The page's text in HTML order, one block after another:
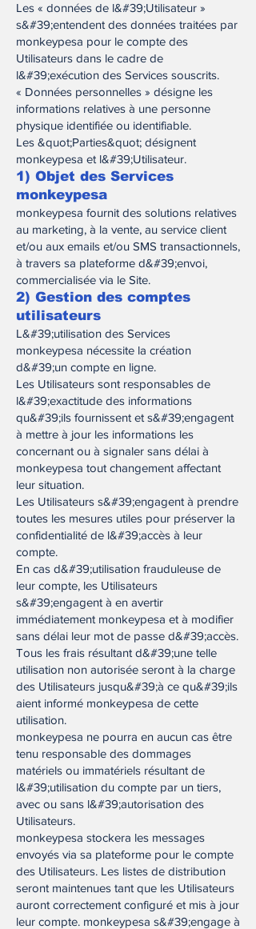
Les « données de l&#39;Utilisateur »
s&#39;entendent des données traitées par
monkeypesa pour le compte des
Utilisateurs dans le cadre de
l&#39;exécution des Services souscrits.
« Données personnelles » désigne les
informations relatives à une personne
physique identifiée ou identifiable.
Les &quot;Parties&quot; désignent
monkeypesa et l&#39;Utilisateur.
1) Objet des Services
monkeypesa
monkeypesa fournit des solutions relatives
au marketing, à la vente, au service client
et/ou aux emails et/ou SMS transactionnels,
à travers sa plateforme d&#39;envoi,
commercialisée via le Site.
2) Gestion des comptes
utilisateurs
L&#39;utilisation des Services
monkeypesa nécessite la création
d&#39;un compte en ligne.
Les Utilisateurs sont responsables de
l&#39;exactitude des informations
qu&#39;ils fournissent et s&#39;engagent
à mettre à jour les informations les
concernant ou à signaler sans délai à
monkeypesa tout changement affectant
leur situation.
Les Utilisateurs s&#39;engagent à prendre
toutes les mesures utiles pour préserver la
confidentialité de l&#39;accès à leur
compte.
En cas d&#39;utilisation frauduleuse de
leur compte, les Utilisateurs
s&#39;engagent à en avertir
immédiatement monkeypesa et à modifier
sans délai leur mot de passe d&#39;accès.
Tous les frais résultant d&#39;une telle
utilisation non autorisée seront à la charge
des Utilisateurs jusqu&#39;à ce qu&#39;ils
aient informé monkeypesa de cette
utilisation.
monkeypesa ne pourra en aucun cas être
tenu responsable des dommages
matériels ou immatériels résultant de
l&#39;utilisation du compte par un tiers,
avec ou sans l&#39;autorisation des
Utilisateurs.
monkeypesa stockera les messages
envoyés via sa plateforme pour le compte
des Utilisateurs. Les listes de distribution
seront maintenues tant que les Utilisateurs
auront correctement configuré et mis à jour
leur compte. monkeypesa s&#39;engage à